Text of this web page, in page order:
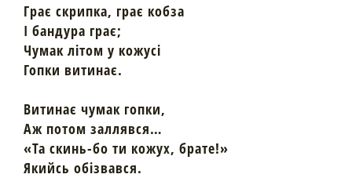
Грає скрипка, грає кобза
І бандура грає;
Чумак літом у кожусі
Гопки витинає.
Витинає чумак гопки,
Аж потом заллявся…
«Та скинь-бо ти кожух, брате!»
Якийсь обізвався.